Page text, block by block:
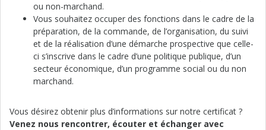
ou non-marchand.
Vous souhaitez occuper des fonctions dans le cadre de la
préparation, de la commande, de l’organisation, du suivi
et de la réalisation d’une démarche prospective que celle-
ci s’inscrive dans le cadre d’une politique publique, d’un
secteur économique, d’un programme social ou du non
marchand.
Vous désirez obtenir plus d’informations sur notre certificat ?
Venez nous rencontrer, écouter et échanger avec